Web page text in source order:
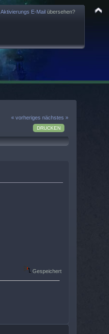
Aktivierungs E-Mail übersehen?
« vorheriges nächstes »
DRUCKEN
Gespeichert